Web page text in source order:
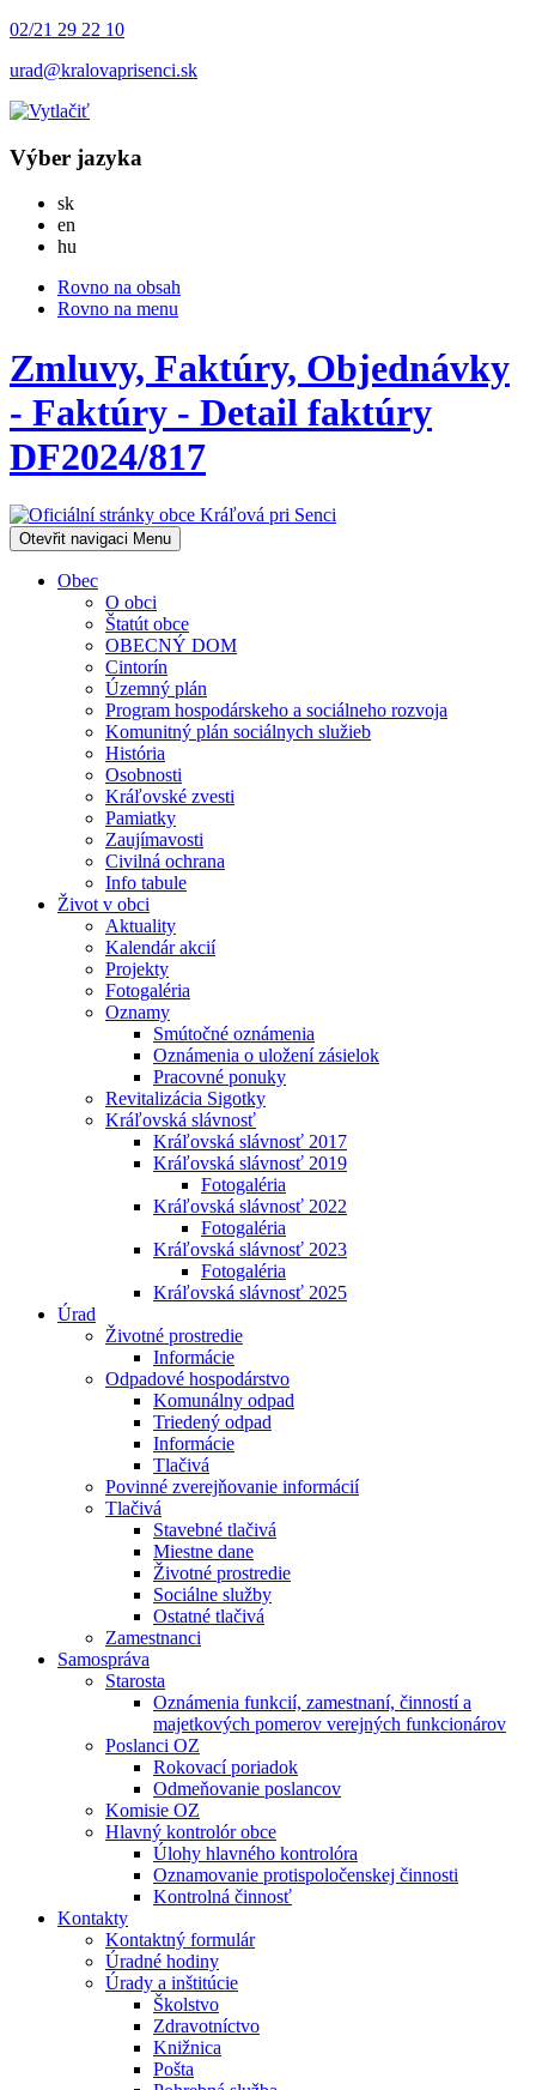
02/21 29 22 10
urad@kralovaprisenci.sk
Výber jazyka
skSlovensky
en
hu
Rovno na obsah
Rovno na menu
Zmluvy, Faktúry, Objednávky
- Faktúry - Detail faktúry
DF2024/817
Otevřit navigaci Menu
Obec
O obci
Štatút obce
OBECNÝ DOM
Cintorín
Územný plán
Program hospodárskeho a sociálneho rozvoja
Komunitný plán sociálnych služieb
História
Osobnosti
Kráľovské zvesti
Pamiatky
Zaujímavosti
Civilná ochrana
Info tabule
Život v obci
Aktuality
Kalendár akcií
Projekty
Fotogaléria
Oznamy
Smútočné oznámenia
Oznámenia o uložení zásielok
Pracovné ponuky
Revitalizácia Sigotky
Kráľovská slávnosť
Kráľovská slávnosť 2017
Kráľovská slávnosť 2019
Fotogaléria
Kráľovská slávnosť 2022
Fotogaléria
Kráľovská slávnosť 2023
Fotogaléria
Kráľovská slávnosť 2025
Úrad
Životné prostredie
Informácie
Odpadové hospodárstvo
Komunálny odpad
Triedený odpad
Informácie
Tlačivá
Povinné zverejňovanie informácií
Tlačivá
Stavebné tlačivá
Miestne dane
Životné prostredie
Sociálne služby
Ostatné tlačivá
Zamestnanci
Samospráva
Starosta
Oznámenia funkcií, zamestnaní, činností a
majetkových pomerov verejných funkcionárov
Poslanci OZ
Rokovací poriadok
Odmeňovanie poslancov
Komisie OZ
Hlavný kontrolór obce
Úlohy hlavného kontrolóra
Oznamovanie protispoločenskej činnosti
Kontrolná činnosť
Kontakty
Kontaktný formulár
Úradné hodiny
Úrady a inštitúcie
Školstvo
Zdravotníctvo
Knižnica
Pošta